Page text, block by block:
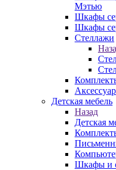
Мэтью
Шкафы
Шкафы
Стеллажи
Детская мебель
Назад
Детская
Шкафы и